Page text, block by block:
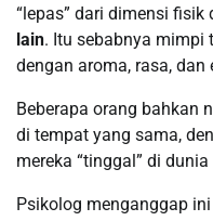
“lepas” dari dimensi
lain. Itu sebabnya mimpi
dengan aroma, rasa,
Beberapa orang bahkan
di tempat yang sama,
mereka “tinggal” di
Psikolog menganggap